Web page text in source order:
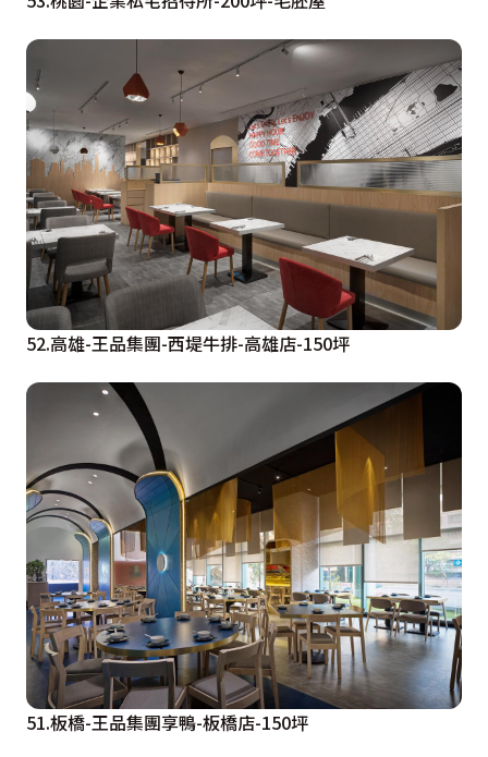
52.高雄-王品集團-西堤牛排-高雄店-150坪
51.板橋-王品集團享鴨-板橋店-150坪